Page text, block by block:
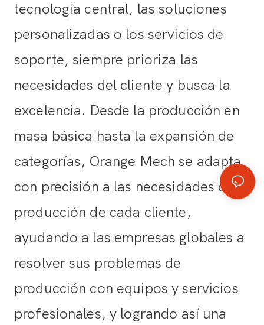
tecnología central, las soluciones
personalizadas o los servicios de
soporte, siempre prioriza las
necesidades del cliente y busca la
excelencia. Desde la producción en
masa básica hasta la expansión de
categorías, Orange Mech se adapta
con precisión a las necesidades de
producción de cada cliente,
ayudando a las empresas globales a
resolver sus problemas de
producción con equipos y servicios
profesionales, y logrando así una